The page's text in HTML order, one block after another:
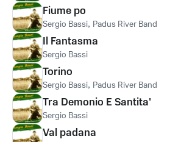
Fiume po
Sergio Bassi, Padus River Band
Il Fantasma
Sergio Bassi
Torino
Sergio Bassi, Padus River Band
Tra Demonio E Santita'
Sergio Bassi
Val padana